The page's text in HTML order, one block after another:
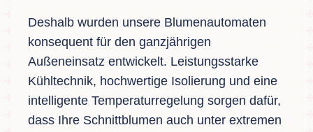
Deshalb wurden unsere Blumenautomaten
konsequent für den ganzjährigen
Außeneinsatz entwickelt. Leistungsstarke
Kühltechnik, hochwertige Isolierung und eine
intelligente Temperaturregelung sorgen dafür,
dass Ihre Schnittblumen auch unter extremen